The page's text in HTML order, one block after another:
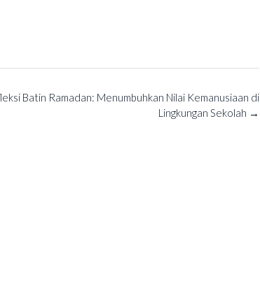
Batin Ramadan: Menumbuhkan Nilai Kemanusiaan di
Lingkungan Sekolah →